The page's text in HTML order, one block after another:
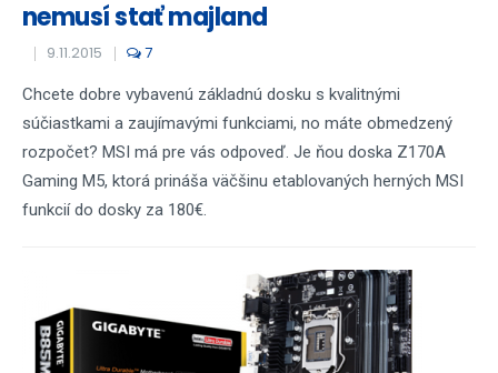
nemusí stať majland
9.11.2015 7
Chcete dobre vybavenú základnú dosku s kvalitnými
súčiastkami a zaujímavými funkciami, no máte obmedzený
rozpočet? MSI má pre vás odpoveď. Je ňou doska Z170A
Gaming M5, ktorá prináša väčšinu etablovaných herných MSI
funkcií do dosky za 180€.